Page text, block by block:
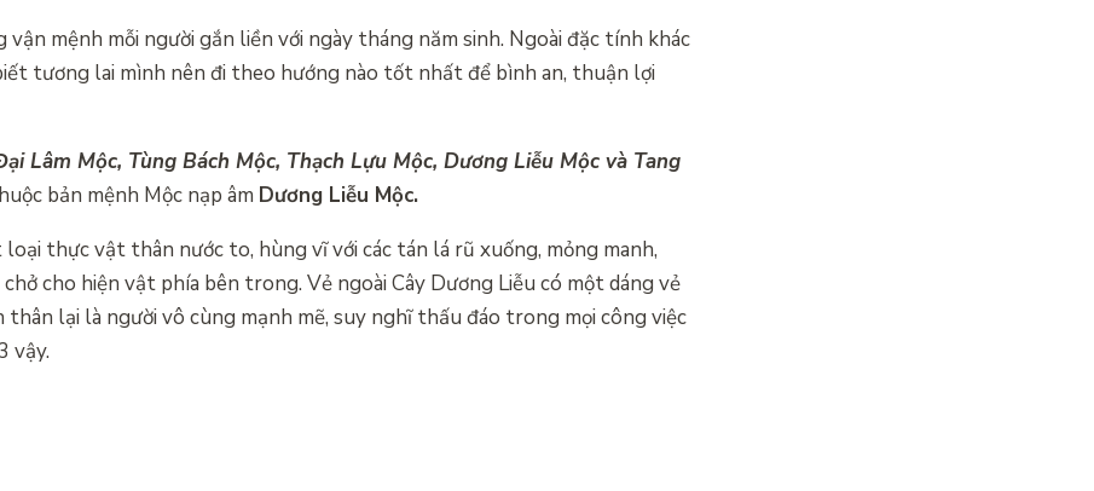
mệnh mỗi người gắn liền với ngày tháng năm sinh. Ngoài đặc tính khác
tương lai mình nên đi theo hướng nào tốt nhất để bình an, thuận lợi
Lâm Mộc, Tùng Bách Mộc, Thạch Lựu Mộc, Dương Liễu Mộc và Tang
bản mệnh Mộc nạp âm Dương Liễu Mộc.
thực vật thân nước to, hùng vĩ với các tán lá rũ xuống, mỏng manh,
cho hiện vật phía bên trong. Vẻ ngoài Cây Dương Liễu có một dáng vẻ
lại là người vô cùng mạnh mẽ, suy nghĩ thấu đáo trong mọi công việc
vậy.